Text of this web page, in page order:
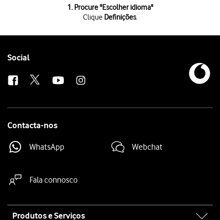
1. Procure "Escolher idioma"
Clique Definições.
CliqueEscolher idioma.
Follow
Social
Contacta-nos
WhatsApp Webchat
Fala connosco
Produtos e Serviços